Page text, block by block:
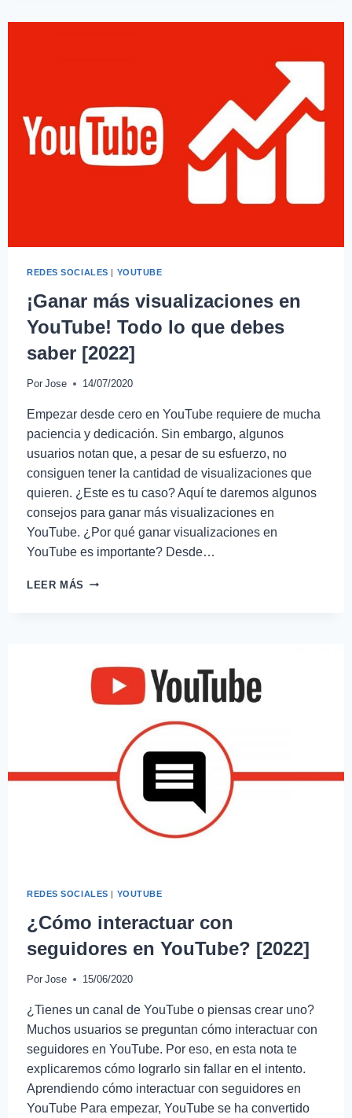
REDES SOCIALES | YOUTUBE
¡Ganar más visualizaciones en
YouTube! Todo lo que debes
saber [2022]
Por Jose 14/07/2020
Empezar desde cero en YouTube requiere de mucha
paciencia y dedicación. Sin embargo, algunos
usuarios notan que, a pesar de su esfuerzo, no
consiguen tener la cantidad de visualizaciones que
quieren. ¿Este es tu caso? Aquí te daremos algunos
consejos para ganar más visualizaciones en
YouTube. ¿Por qué ganar visualizaciones en
YouTube es importante? Desde…
LEER MÁS
REDES SOCIALES | YOUTUBE
¿Cómo interactuar con
seguidores en YouTube? [2022]
Por Jose 15/06/2020
¿Tienes un canal de YouTube o piensas crear uno?
Muchos usuarios se preguntan cómo interactuar con
seguidores en YouTube. Por eso, en esta nota te
explicaremos cómo lograrlo sin fallar en el intento.
Aprendiendo cómo interactuar con seguidores en
YouTube Para empezar, YouTube se ha convertido